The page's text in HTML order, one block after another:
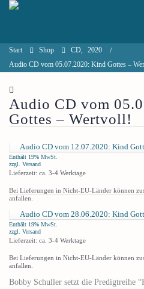
Start Shop CD,
2020
Audio CD vom 05.07.2020: Kind Gottes –
Audio CD vom
Gottes – Wertvoll!
Audio CD vom 12.07.2020: Kind
Enthält 19% MwSt.
zzgl. Versand
Lieferzeit: ca. 3-4 Werktage
Bei Lieferungen in Nicht-EU-Länder können
anfallen.
Audio CD vom 28.06.2020: Kind
Enthält 19% MwSt.
zzgl. Versand
Lieferzeit: ca. 3-4 Werktage
Bei Lieferungen in Nicht-EU-Länder können
anfallen.
Bobby Schuller setzt die Predigtreihe